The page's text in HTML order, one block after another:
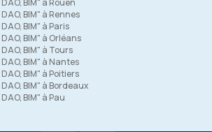
BIM" à Rouen
BIM" à Rennes
BIM" à Paris
BIM" à Orléans
BIM" à Tours
BIM" à Nantes
BIM" à Poitiers
BIM" à Bordeaux
BIM" à Pau